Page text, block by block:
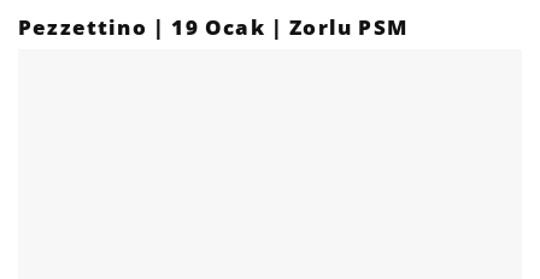
Pezzettino | 19 Ocak | Zorlu PSM